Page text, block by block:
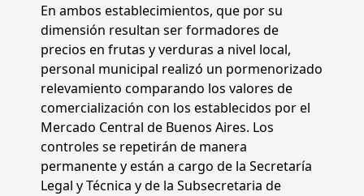
En ambos establecimientos, que por su
dimensión resultan ser formadores de
precios en frutas y verduras a nivel local,
personal municipal realizó un pormenorizado
relevamiento comparando los valores de
comercialización con los establecidos por el
Mercado Central de Buenos Aires. Los
controles se repetirán de manera
permanente y están a cargo de la Secretaría
Legal y Técnica y de la Subsecretaria de